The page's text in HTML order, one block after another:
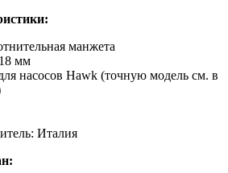
манжета
мм
насосов Hawk (точную модель см. в
Италия